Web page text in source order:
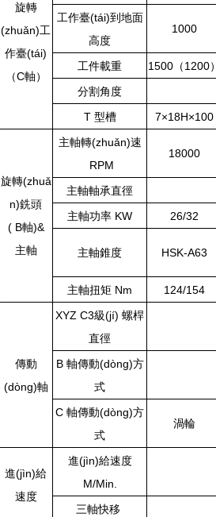
旋轉
(zhuǎn)工
作臺(tái)
（C軸）
工作臺(tái)到地面
高度
1000
工件載重 1500（1200）
分割角度
T 型槽
7×18H×100
旋轉(zhuǎ
n)銑頭
( B軸)&
主軸
主軸轉(zhuǎn)速
RPM
18000
主軸軸承直徑
主軸功率 KW
26/32
主軸錐度 HSK-A63
主軸扭矩 Nm
124/154
傳動
(dòng)軸
XYZ C3級(jí) 螺桿
直徑
B 軸傳動(dòng)方
式
C 軸傳動(dòng)方
式
渦輪
進(jìn)給
速度
進(jìn)給速度
M/Min.
三軸快移